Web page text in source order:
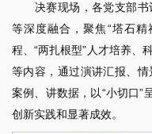
决赛现场，各党支部
等深度融合，聚焦“塔石
程、“两扎根型”人才培养、
等内容，通过演讲汇报、
案例、讲数据，以“小切口”
创新实践和显著成效。